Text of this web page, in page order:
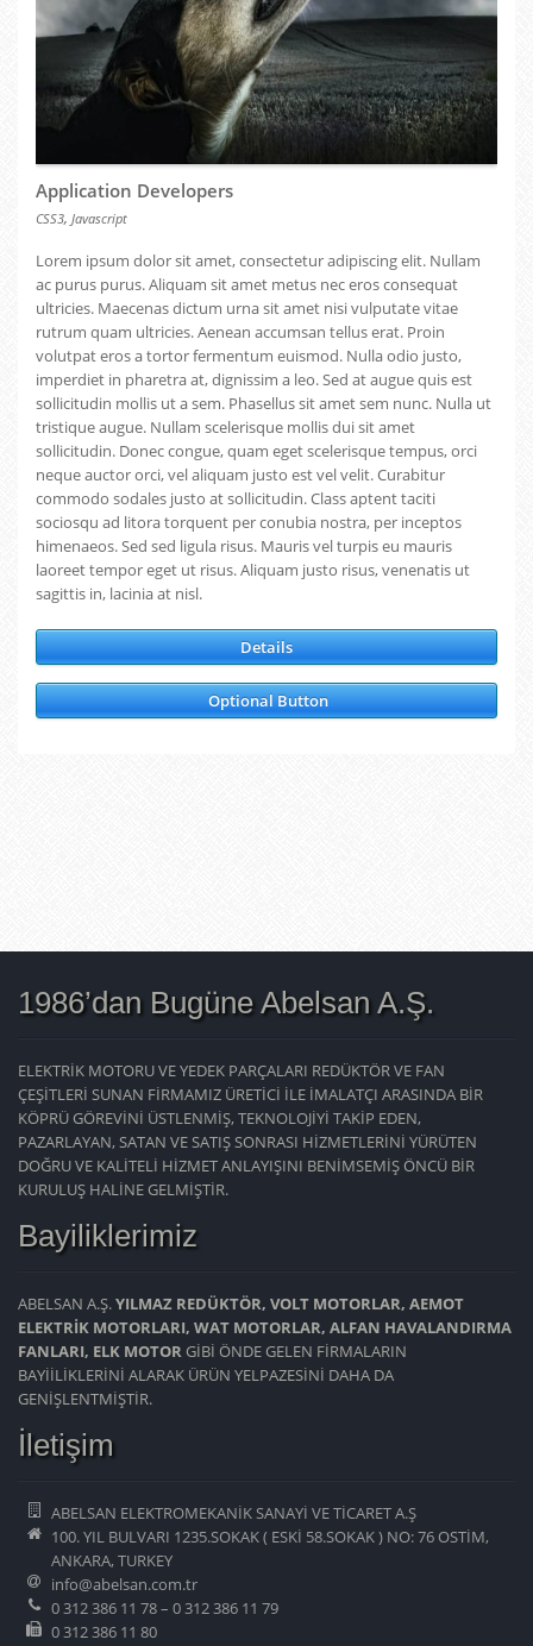
Application Developers
CSS3, Javascript
Lorem ipsum dolor sit amet, consectetur adipiscing elit. Nullam
ac purus purus. Aliquam sit amet metus nec eros consequat
ultricies. Maecenas dictum urna sit amet nisi vulputate vitae
rutrum quam ultricies. Aenean accumsan tellus erat. Proin
volutpat eros a tortor fermentum euismod. Nulla odio justo,
imperdiet in pharetra at, dignissim a leo. Sed at augue quis est
sollicitudin mollis ut a sem. Phasellus sit amet sem nunc. Nulla ut
tristique augue. Nullam scelerisque mollis dui sit amet
sollicitudin. Donec congue, quam eget scelerisque tempus, orci
neque auctor orci, vel aliquam justo est vel velit. Curabitur
commodo sodales justo at sollicitudin. Class aptent taciti
sociosqu ad litora torquent per conubia nostra, per inceptos
himenaeos. Sed sed ligula risus. Mauris vel turpis eu mauris
laoreet tempor eget ut risus. Aliquam justo risus, venenatis ut
sagittis in, lacinia at nisl.
Details
Optional Button
1986’dan Bugüne Abelsan A.Ş.
ELEKTRİK MOTORU VE YEDEK PARÇALARI REDÜKTÖR VE FAN
ÇEŞİTLERİ SUNAN FİRMAMIZ ÜRETİCİ İLE İMALATÇI ARASINDA BİR
KÖPRÜ GÖREVİNİ ÜSTLENMİŞ, TEKNOLOJİYİ TAKİP EDEN,
PAZARLAYAN, SATAN VE SATIŞ SONRASI HİZMETLERİNİ YÜRÜTEN
DOĞRU VE KALİTELİ HİZMET ANLAYIŞINI BENİMSEMİŞ ÖNCÜ BİR
KURULUŞ HALİNE GELMİŞTİR.
Bayiliklerimiz
ABELSAN A.Ş.YILMAZ REDÜKTÖR, VOLT MOTORLAR, AEMOT
ELEKTRİK MOTORLARI, WAT MOTORLAR, ALFAN HAVALANDIRMA
FANLARI, ELK MOTORGİBİ ÖNDE GELEN FİRMALARIN
BAYİİLİKLERİNİ ALARAK ÜRÜN YELPAZESİNİ DAHA DA
GENİŞLENTMİŞTİR.
İletişim
ABELSAN ELEKTROMEKANİK SANAYİ VE TİCARET A.Ş
100. YIL BULVARI 1235.SOKAK ( ESKİ 58.SOKAK ) NO: 76 OSTİM,
ANKARA, TURKEY
info@abelsan.com.tr
0 312 386 11 78 – 0 312 386 11 79
0 312 386 11 80